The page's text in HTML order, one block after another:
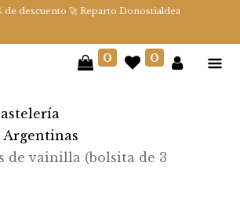
de descuento 🚀 Reparto Donostialdea
0 0
Argentinas
de vainilla (bolsita de 3